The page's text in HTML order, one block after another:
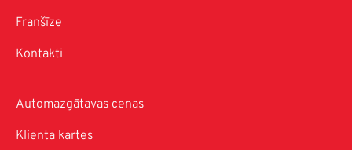
Franšīze
Kontakti
Automazgātavas cenas
Klienta kartes